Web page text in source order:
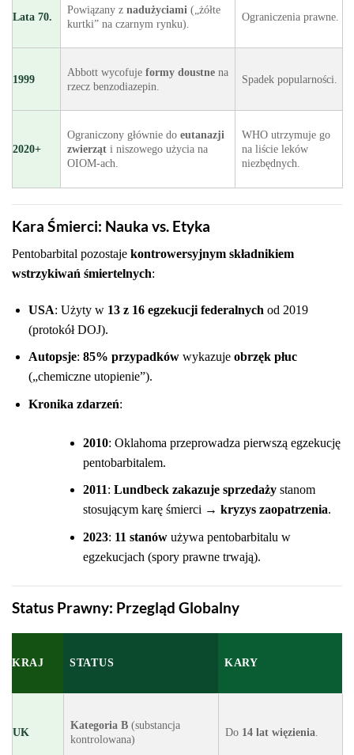
Lata 70.
Powiązany z nadużyciami („żółte
kurtki” na czarnym rynku).
Ograniczenia prawne.
1999
Abbott wycofuje formy doustne na
rzecz benzodiazepin.
Spadek popularności.
2020+
Ograniczony głównie do eutanazji
zwierząt i niszowego użycia na
OIOM-ach.
WHO utrzymuje go
na liście leków
niezbędnych.
Kara Śmierci: Nauka vs. Etyka
Pentobarbital pozostaje kontrowersyjnym składnikiem
wstrzykiwań śmiertelnych:
USA: Użyty w 13 z 16 egzekucji federalnych od 2019
(protokół DOJ).
Autopsje: 85% przypadkówwykazuje obrzęk płuc
(„chemiczne utopienie”).
Kronika zdarzeń:
2010: Oklahoma przeprowadza pierwszą egzekucję
pentobarbitalem.
2011: Lundbeck zakazuje sprzedażystanom
stosującym karę śmierci → kryzys zaopatrzenia.
2023: 11 stanówużywa pentobarbitalu w
egzekucjach (spory prawne trwają).
Status Prawny: Przegląd Globalny
KRAJ STATUS KARY
UK
Kategoria B (substancja
kontrolowana)
Do 14 lat więzienia